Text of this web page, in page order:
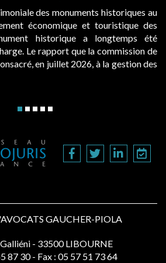
des monuments historiques au
économique et touristique des
historique a longtemps été
Le rapport que la commission de
en juillet 2026, à la gestion des
GAUCHER-PIOLA
- 33500 LIBOURNE
87 30 - Fax : 05 57 51 73 64